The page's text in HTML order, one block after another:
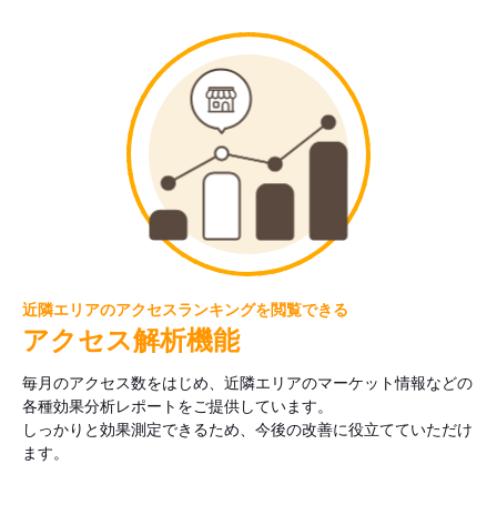
近隣エリアのアクセスランキングを閲覧できる
アクセス解析機能
毎月のアクセス数をはじめ、近隣エリアのマーケット情報などの
各種効果分析レポートをご提供しています。
しっかりと効果測定できるため、今後の改善に役立てていただけ
ます。